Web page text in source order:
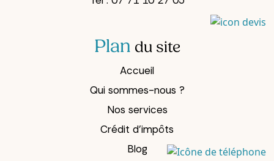
Plan du site
Accueil
Qui sommes-nous ?
Nos services
Crédit d’impôts
Blog